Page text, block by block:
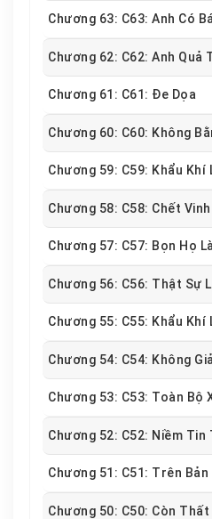
Chương 61: C61: Đe Dọa
Chương 57: C57: Bọn Họ